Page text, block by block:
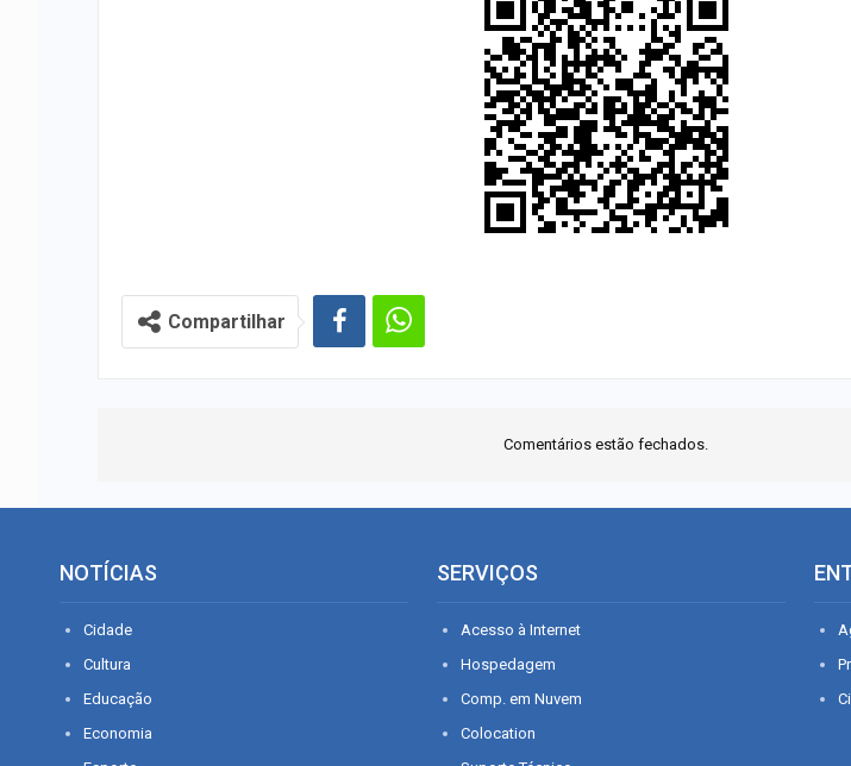
Compartilhar
Comentários estão fechados.
NOTÍCIAS
Cidade
Cultura
Educação
Economia
SERVIÇOS
Acesso à Internet
Hospedagem
Comp. em Nuvem
Colocation